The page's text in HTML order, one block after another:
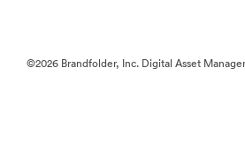
©2026 Brandfolder, Inc. Digital Asset